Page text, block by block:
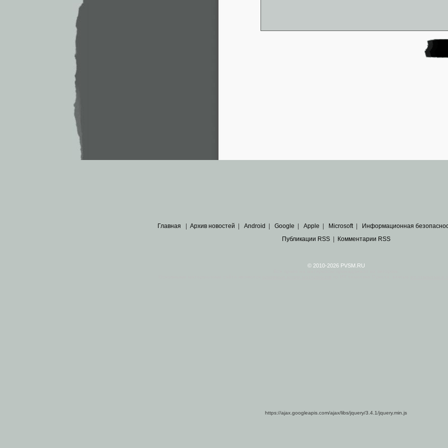
Главная Архив новостей Android Google Apple Microsoft| Информационная
Публикации RSS| Комментарии RSS
© 2010-2026 PVSM.RU
https://ajax.googleapis.com/ajax/libs/jquery/3.4.1/jquery.min.js